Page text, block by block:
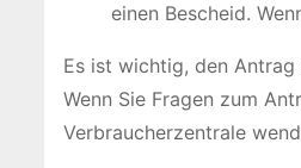
einen Bescheid.
Es ist wichtig, den
Wenn Sie Fragen zum
Verbraucherzentrale